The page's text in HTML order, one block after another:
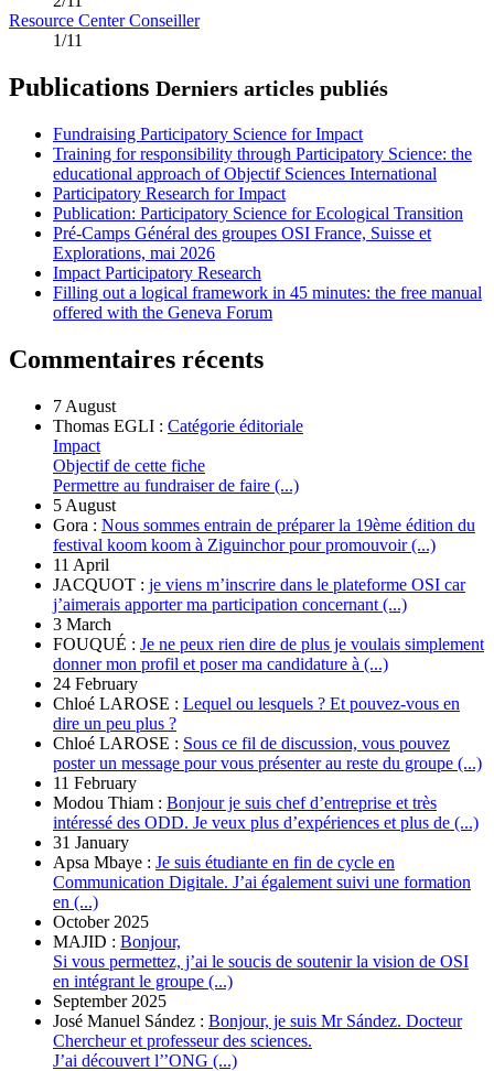
Resource Center Conseiller
1/11
Publications Derniers articles publiés
Fundraising Participatory Science for Impact
Training for responsibility through Participatory Science: the
educational approach of Objectif Sciences International
Participatory Research for Impact
Publication: Participatory Science for Ecological Transition
Pré-Camps Général des groupes OSI France, Suisse et
Explorations, mai 2026
Impact Participatory Research
Filling out a logical framework in 45 minutes: the free manual
offered with the Geneva Forum
Commentaires récents
7 August
Thomas EGLI : Catégorie éditoriale
Impact
Objectif de cette fiche
Permettre au fundraiser de faire (...)
5 August
Gora : Nous sommes entrain de préparer la 19ème édition du
festival koom koom à Ziguinchor pour promouvoir (...)
11 April
JACQUOT : je viens m’inscrire dans le plateforme OSI car
j’aimerais apporter ma participation concernant (...)
3 March
FOUQUÉ : Je ne peux rien dire de plus je voulais simplement
donner mon profil et poser ma candidature à (...)
24 February
Chloé LAROSE : Lequel ou lesquels ? Et pouvez-vous en
dire un peu plus ?
Chloé LAROSE : Sous ce fil de discussion, vous pouvez
poster un message pour vous présenter au reste du groupe (...)
11 February
Modou Thiam : Bonjour je suis chef d’entreprise et très
intéressé des ODD. Je veux plus d’expériences et plus de (...)
31 January
Apsa Mbaye : Je suis étudiante en fin de cycle en
Communication Digitale. J’ai également suivi une formation
en (...)
October 2025
MAJID : Bonjour,
Si vous permettez, j’ai le soucis de soutenir la vision de OSI
en intégrant le groupe (...)
September 2025
José Manuel Sández : Bonjour, je suis Mr Sández. Docteur
Chercheur et professeur des sciences.
J’ai découvert l’’ONG (...)